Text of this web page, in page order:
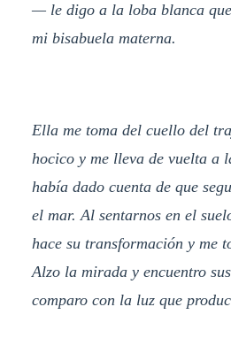
— le digo a la loba blanca
mi bisabuela materna.
Ella me toma del cuello del
hocico y me lleva de vuelta a
había dado cuenta de que
el mar. Al sentarnos en el
hace su transformación y me
Alzo la mirada y encuentro
comparo con la luz que